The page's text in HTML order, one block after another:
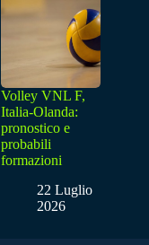
Volley VNL F,
Italia-Olanda:
pronostico e
probabili
formazioni
22 Luglio
2026